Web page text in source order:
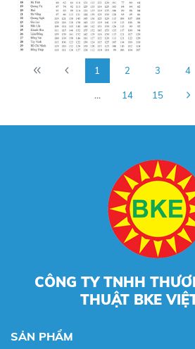
1 2 3 4
... 14 15
CÔNG TY TNHH
THUẬT BKE
SẢN PHẨM